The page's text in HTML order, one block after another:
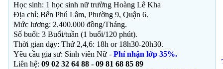
Học sinh: 1 học sinh nữ trường Hoàng Lê Kha
Địa chỉ: Bến Phú Lâm, Phường 9, Quận 6.
Mức lương: 2.400.000 đồng/Tháng.
Số buổi: 3 Buổi/tuần (1 buổi/120 phút).
Thời gian dạy: Thứ 2,4,6: 18h or 18h30-20h30.
Yêu cầu gia sư: Sinh viên Nữ - Phí nhận lớp 35%.
Liên hệ: 09 02 32 64 88 - 09 81 68 85 89